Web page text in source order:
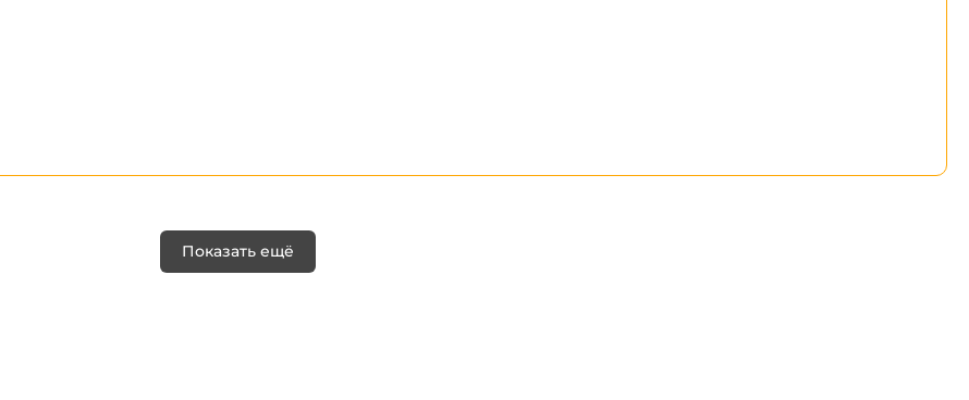
Показать ещё